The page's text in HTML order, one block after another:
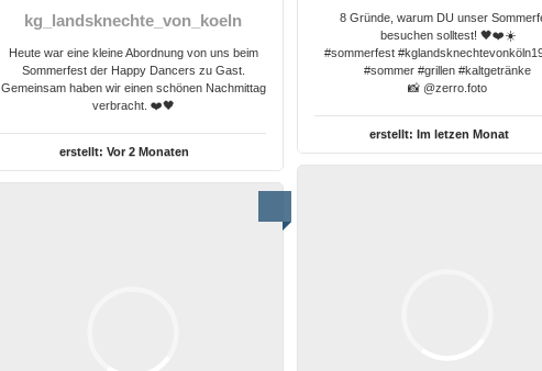
8 Gründe, warum DU unser
besuchen solltest! 🖤❤️☀️
#sommerfest
#sommer #grillen #kaltgetränke
📸 @zerro.foto
erstellt: Im letzen Monat
kg_landsknechte_von_koeln
Heute war eine kleine Abordnung von uns beim
Sommerfest der Happy Dancers zu Gast.
Gemeinsam haben wir einen schönen Nachmittag
verbracht. ❤️🖤
erstellt:Vor 2 Monaten